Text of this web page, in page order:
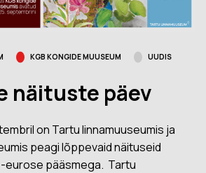
KGB KONGIDE MUUSEUM UUDIS
näituste päev
on Tartu linnamuuseumis ja
peagi lõppevaid näituseid
eurose pääsmega. Tartu